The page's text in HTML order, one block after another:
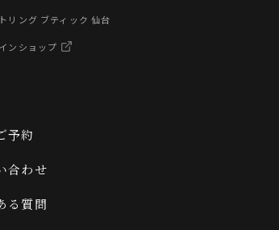
リング ブティック 仙台
ンショップ
予約
合わせ
る質問